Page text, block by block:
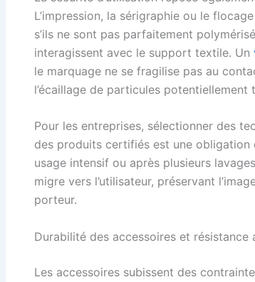
L’impression, la sérigraphie ou le
s’ils ne sont pas parfaitement
interagissent avec le support textile. Un
le marquage ne se fragilise pas au
l’écaillage de particules potentiellement
Pour les entreprises, sélectionner des
des produits certifiés est une obligation
usage intensif ou après plusieurs
migre vers l’utilisateur, préservant
porteur.
Durabilité des accessoires et résistance
Les accessoires subissent des